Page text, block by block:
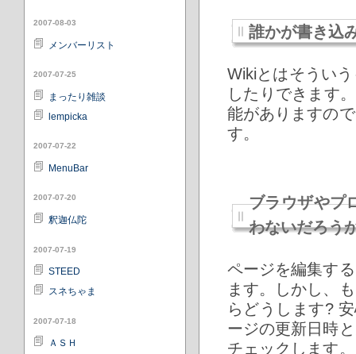
2007-08-03
メンバーリスト
2007-07-25
まったり雑談
lempicka
2007-07-22
MenuBar
2007-07-20
釈迦仏陀
2007-07-19
STEED
スネちゃま
2007-07-18
ＡＳＨ
誰かが書き込
Wikiとはそうい
したりできます。
能がありますの
す。
ブラウザやプ
わないだろう
ページを編集す
ます。しかし、
らどうします?
ージの更新日時
チェックします